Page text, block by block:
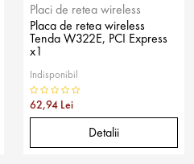
Placi de retea wireless
Placa de retea wireless
Tenda W322E, PCI Express
x1
Indisponibil
62,94 Lei
Detalii